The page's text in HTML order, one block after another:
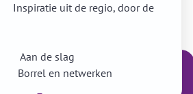
de regio, door de
Aan de slag
en netwerken